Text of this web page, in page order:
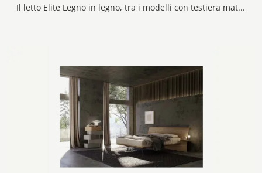
Il letto Elite Legno in legno, tra i modelli con testiera matrimoniali moderni di Voltan, è perfetto per garantirti il relax totale.